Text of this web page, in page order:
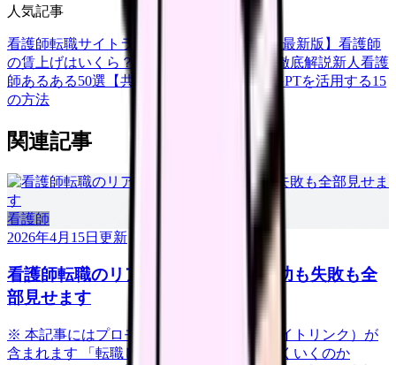
人気記事
看護師転職サイトランキングTOP5【2026年最新版】 看護師
の賃上げはいくら？2026年度の最新情報を徹底解説新人看護
師あるある50選【共感必至】
看護師がChatGPTを活用する15
の方法
関連記事
看護師
2026年4月15日 更新
看護師転職のリアル体験談12選｜成功も失敗も全
部見せます
※ 本記事にはプロモーション（アフィリエイトリンク）が
含まれます 「転職したいけど、本当にうまくいくのか